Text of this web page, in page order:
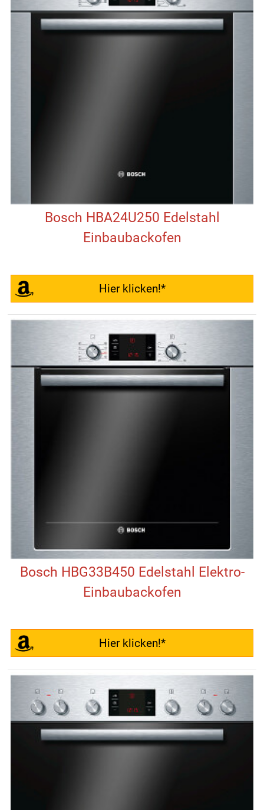
Bosch HBA24U250 Edelstahl
Einbaubackofen
Hier klicken!*
Bosch HBG33B450 Edelstahl Elektro-
Einbaubackofen
Hier klicken!*